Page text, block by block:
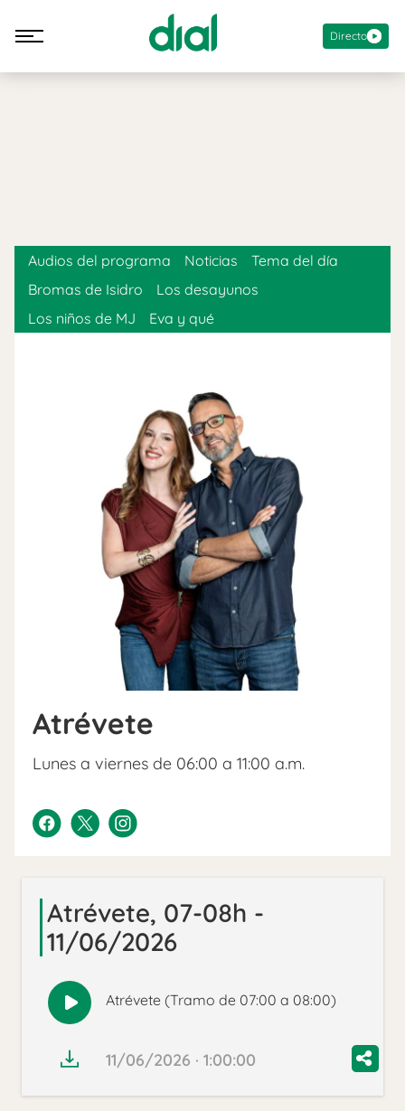
Directo
Atrévete
Lunes a viernes de 06:00 a 11:00 a.m.
Audios del programa Noticias
Tema del día
Bromas de Isidro
Los desayunos
Los niños de MJ
Eva y qué
Atrévete, 07-08h -
11/06/2026
Reproducir
audio
Atrévete (Tramo de 07:00 a 08:00)
11/06/2026 · 1:00:00